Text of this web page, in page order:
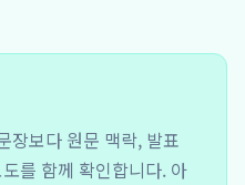
보다 원문 맥락, 발표
를 함께 확인합니다. 아